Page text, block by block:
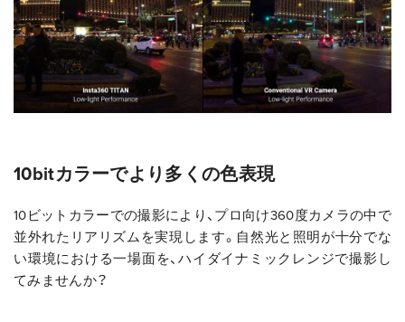
10bitカラーでより多くの色表現
10ビットカラーでの撮影により、プロ向け360度カメラの中で
並外れたリアリズムを実現します。自然光と照明が十分でな
い環境における一場面を、ハイダイナミックレンジで撮影し
てみませんか？